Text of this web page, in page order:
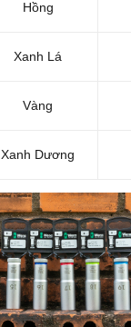
Hồng
Xanh Lá
Vàng
Xanh Dương